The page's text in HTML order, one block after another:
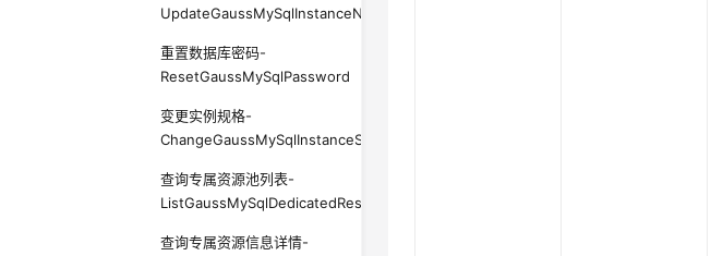
UpdateGaussMySqlInstanceName
重置数据库密码-
ResetGaussMySqlPassword
变更实例规格-
ChangeGaussMySqlInstanceSpecification
查询专属资源池列表-
ListGaussMySqlDedicatedResources
查询专属资源信息详情-